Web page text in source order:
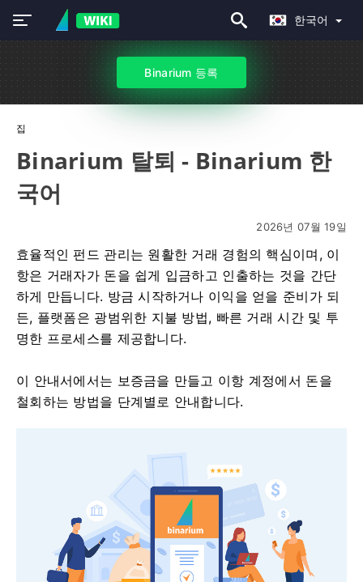
한국어
Binarium 등록
집
Binarium 탈퇴 - Binarium 한
국어
2026년 07월 19일
효율적인 펀드 관리는 원활한 거래 경험의 핵심이며, 이
항은 거래자가 돈을 쉽게 입금하고 인출하는 것을 간단
하게 만듭니다. 방금 시작하거나 이익을 얻을 준비가 되
든, 플랫폼은 광범위한 지불 방법, 빠른 거래 시간 및 투
명한 프로세스를 제공합니다.
이 안내서에서는 보증금을 만들고 이항 계정에서 돈을
철회하는 방법을 단계별로 안내합니다.